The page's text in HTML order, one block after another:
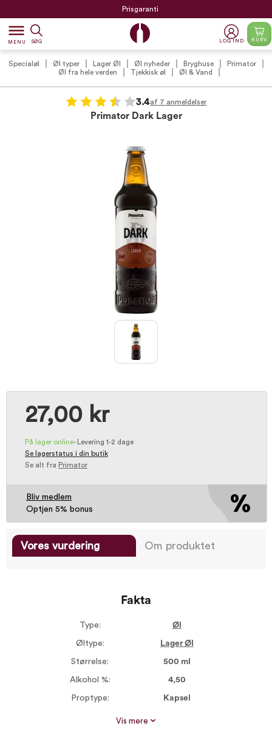
Prisgaranti
dehaze
MENU SØG LOG IND KURV
Specialøl Øl typer Lager Øl Øl nyheder Bryghuse
Primator
Øl fra hele verden
Tjekkisk øl Øl & Vand
3.4af 7 anmeldelser
Primator Dark Lager
27,00 kr
På lager online-
Levering 1-2 dage
Se lagerstatus i din butik
Se alt fra Primator
Bliv medlem
Optjen 5% bonus
Vores vurdering Om produktet
Fakta
Type: Øl
Øltype: Lager Øl
Størrelse: 500 ml
Alkohol %: 4,50
Proptype: Kapsel
Vis mere